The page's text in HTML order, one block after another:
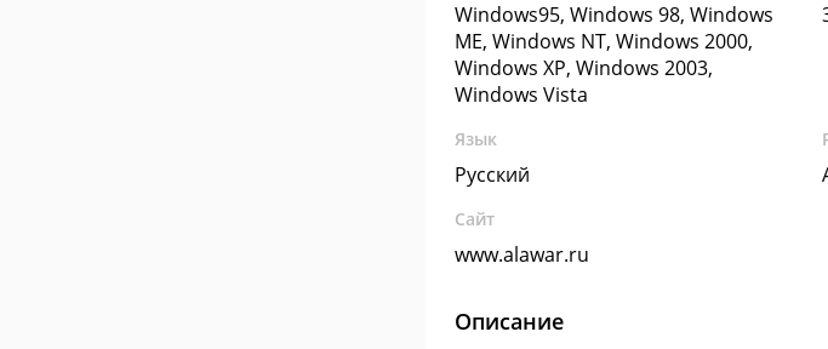
Windows95, Windows 98, Windows
ME, Windows NT, Windows 2000,
Windows XP, Windows 2003,
Windows Vista
Язык
Русский
Сайт
www.alawar.ru
Описание